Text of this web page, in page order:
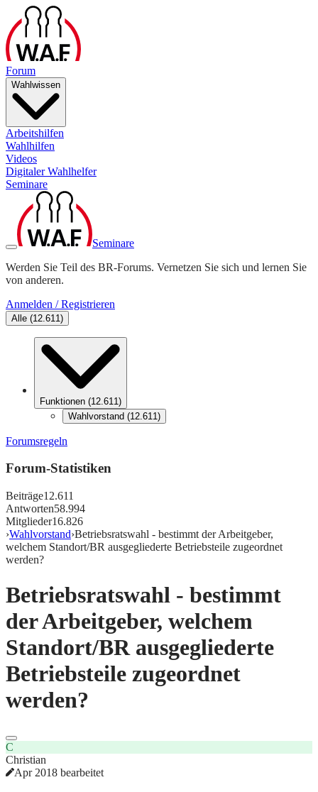
Forum
Wahlwissen
Arbeitshilfen
Wahlhilfen
Videos
Digitaler Wahlhelfer
Seminare
Seminare
Werden Sie Teil des BR-Forums. Vernetzen Sie sich und lernen Sie
von anderen.
Anmelden / Registrieren
Alle (12.611)
Funktionen (12.611)
Wahlvorstand (12.611)
Forumsregeln
Forum-Statistiken
Beiträge12.611
Antworten58.994
Mitglieder16.826
›Wahlvorstand›Betriebsratswahl - bestimmt der Arbeitgeber,
welchem Standort/BR ausgegliederte Betriebsteile zugeordnet
werden?
Betriebsratswahl - bestimmt
der Arbeitgeber, welchem
Standort/BR ausgegliederte
Betriebsteile zugeordnet
werden?
C
Christian
Apr 2018 bearbeitet